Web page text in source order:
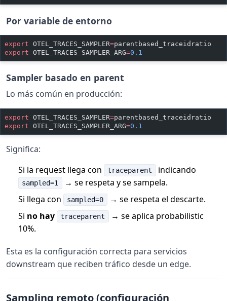
Por variable de entorno
export OTEL_TRACES_SAMPLER=parentbased_traceidratio
export OTEL_TRACES_SAMPLER_ARG=0.1
Sampler basado en parent
Lo más común en producción:
export OTEL_TRACES_SAMPLER=parentbased_traceidratio
export OTEL_TRACES_SAMPLER_ARG=0.1
Significa:
Si la request llega con
traceparent indicando
sampled=1
→ se respeta y se sampela.
Si llega con
sampled=0
→ se respeta el descarte.
Si no hay traceparent
→ se aplica probabilistic
10%.
Esta es la configuración correcta para servicios
downstream que reciben tráfico desde un edge.
Sampling remoto (configuración